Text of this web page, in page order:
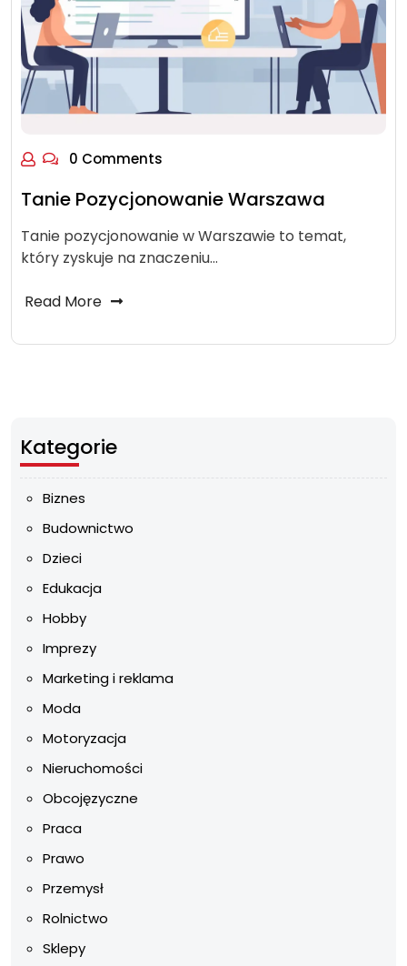
0 Comments
Tanie Pozycjonowanie Warszawa
Tanie pozycjonowanie w Warszawie to temat,
który zyskuje na znaczeniu…
Read More
Kategorie
Biznes
Budownictwo
Dzieci
Edukacja
Hobby
Imprezy
Marketing i reklama
Moda
Motoryzacja
Nieruchomości
Obcojęzyczne
Praca
Prawo
Przemysł
Rolnictwo
Sklepy